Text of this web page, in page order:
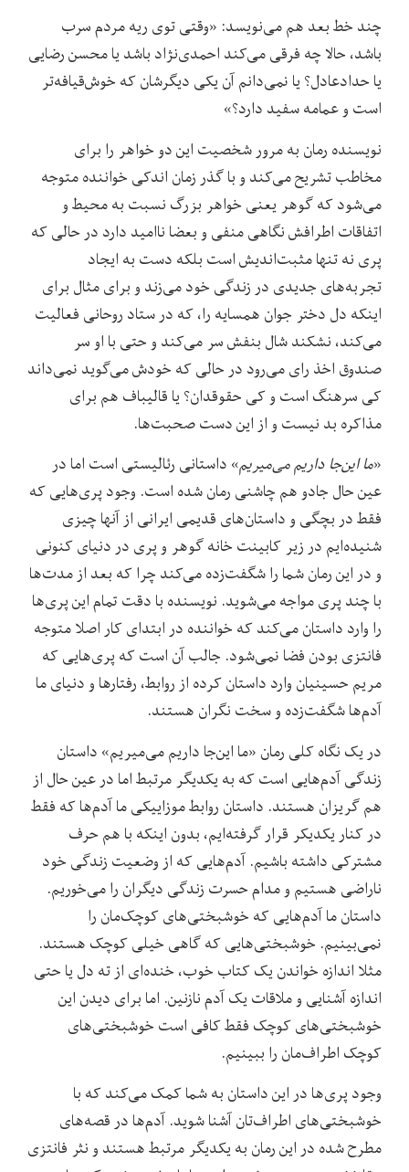
چند خط بعد هم می‌نویسد: «وقتی توی ریه مردم سرب
باشد، حالا چه فرقی می‌کند احمدی‌نژاد باشد یا محسن رضایی
یا حدادعادل؟ یا نمی‌دانم آن یکی دیگرشان که خوش‌قیافه‌تر
است و عمامه سفید دارد؟»
نویسنده رمان به مرور شخصیت‌ این دو خواهر را برای
مخاطب تشریح می‌کند و با گذر زمان اندکی خواننده متوجه
می‌شود که گوهر یعنی خواهر بزرگ نسبت به محیط و
اتفاقات اطرافش نگاهی منفی و بعضا ناامید دارد در حالی که
پری نه تنها مثبت‌اندیش است بلکه دست به ایجاد
تجربه‌های جدیدی در زندگی خود می‌زند و برای مثال برای
اینکه دل دختر جوان همسایه را، که در ستاد روحانی فعالیت
می‌کند، نشکند شال بنفش سر می‌کند و حتی با او سر
صندوق اخذ رای می‌رود در حالی که خودش می‌گوید نمی‌داند
کی سرهنگ است و کی حقوقدان؟ یا قالیباف هم برای
مذاکره بد نیست و از این دست صحبت‌ها.
«ما این‌جا داریم می‌میریم» داستانی رئالیستی است اما در
عین حال جادو هم چاشنی رمان شده است. وجود پری‌هایی که
فقط در بچگی و داستان‌های قدیمی ایرانی از آنها چیزی
شنیده‌ایم در زیر کابینت خانه گوهر و پری در دنیای کنونی
و در این رمان شما را شگفت‌زده می‌کند چرا که بعد از مدت‌ها
با چند پری مواجه می‌شوید. نویسنده با دقت تمام این پری‌ها
را وارد داستان می‌کند که خواننده در ابتدای کار اصلا متوجه
فانتزی بودن فضا نمی‌شود. جالب آن است که پری‌هایی که
مریم حسینیان وارد داستان کرده از روابط، رفتارها و دنیای ما
آدم‌ها شگفت‌زده و سخت نگران هستند.
در یک نگاه کلی رمان «ما این‌جا داریم می‌میریم» داستان
زندگی آدم‌هایی است که به یکدیگر مرتبط اما در عین حال از
هم گریزان هستند. داستان روابط موزاییکی ما آدم‌ها که فقط
در کنار یکدیکر قرار گرفته‌ایم، بدون اینکه با هم حرف
مشترکی داشته باشیم. آدم‌هایی که از وضعیت زندگی خود
ناراضی هستیم و مدام حسرت زندگی دیگران را می‌خوریم.
داستان ما آدم‌هایی که خوشبختی‌های کوچک‌مان را
نمی‌بینیم. خوشبختی‌هایی که گاهی خیلی کوچک هستند.
مثلا اندازه خواندن یک کتاب خوب، خنده‌ای از ته دل یا حتی
اندازه آشنایی و ملاقات یک آدم نازنین. اما برای دیدن این
خوشبختی‌های کوچک فقط کافی است خوشبختی‌های
کوچک اطراف‌مان را ببینیم.
وجود پری‌ها در این داستان به شما کمک می‌کند که با
خوشبختی‌های اطراف‌تان آشنا شوید. آدم‌ها در قصه‌های
مطرح شده در این رمان به یکدیگر مرتبط هستند و نثر فانتزی